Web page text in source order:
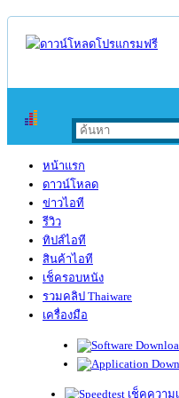
หน้าแรก
ดาวน์โหลด
ข่าวไอที
รีวิว
ทิปส์ไอที
สินค้าไอที
เช็ครอบหนัง
รวมคลิป Thaiware
เครื่องมือ
เช็คความ